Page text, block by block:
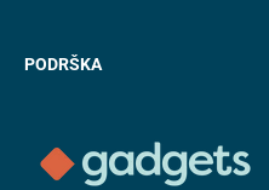
PODRŠKA